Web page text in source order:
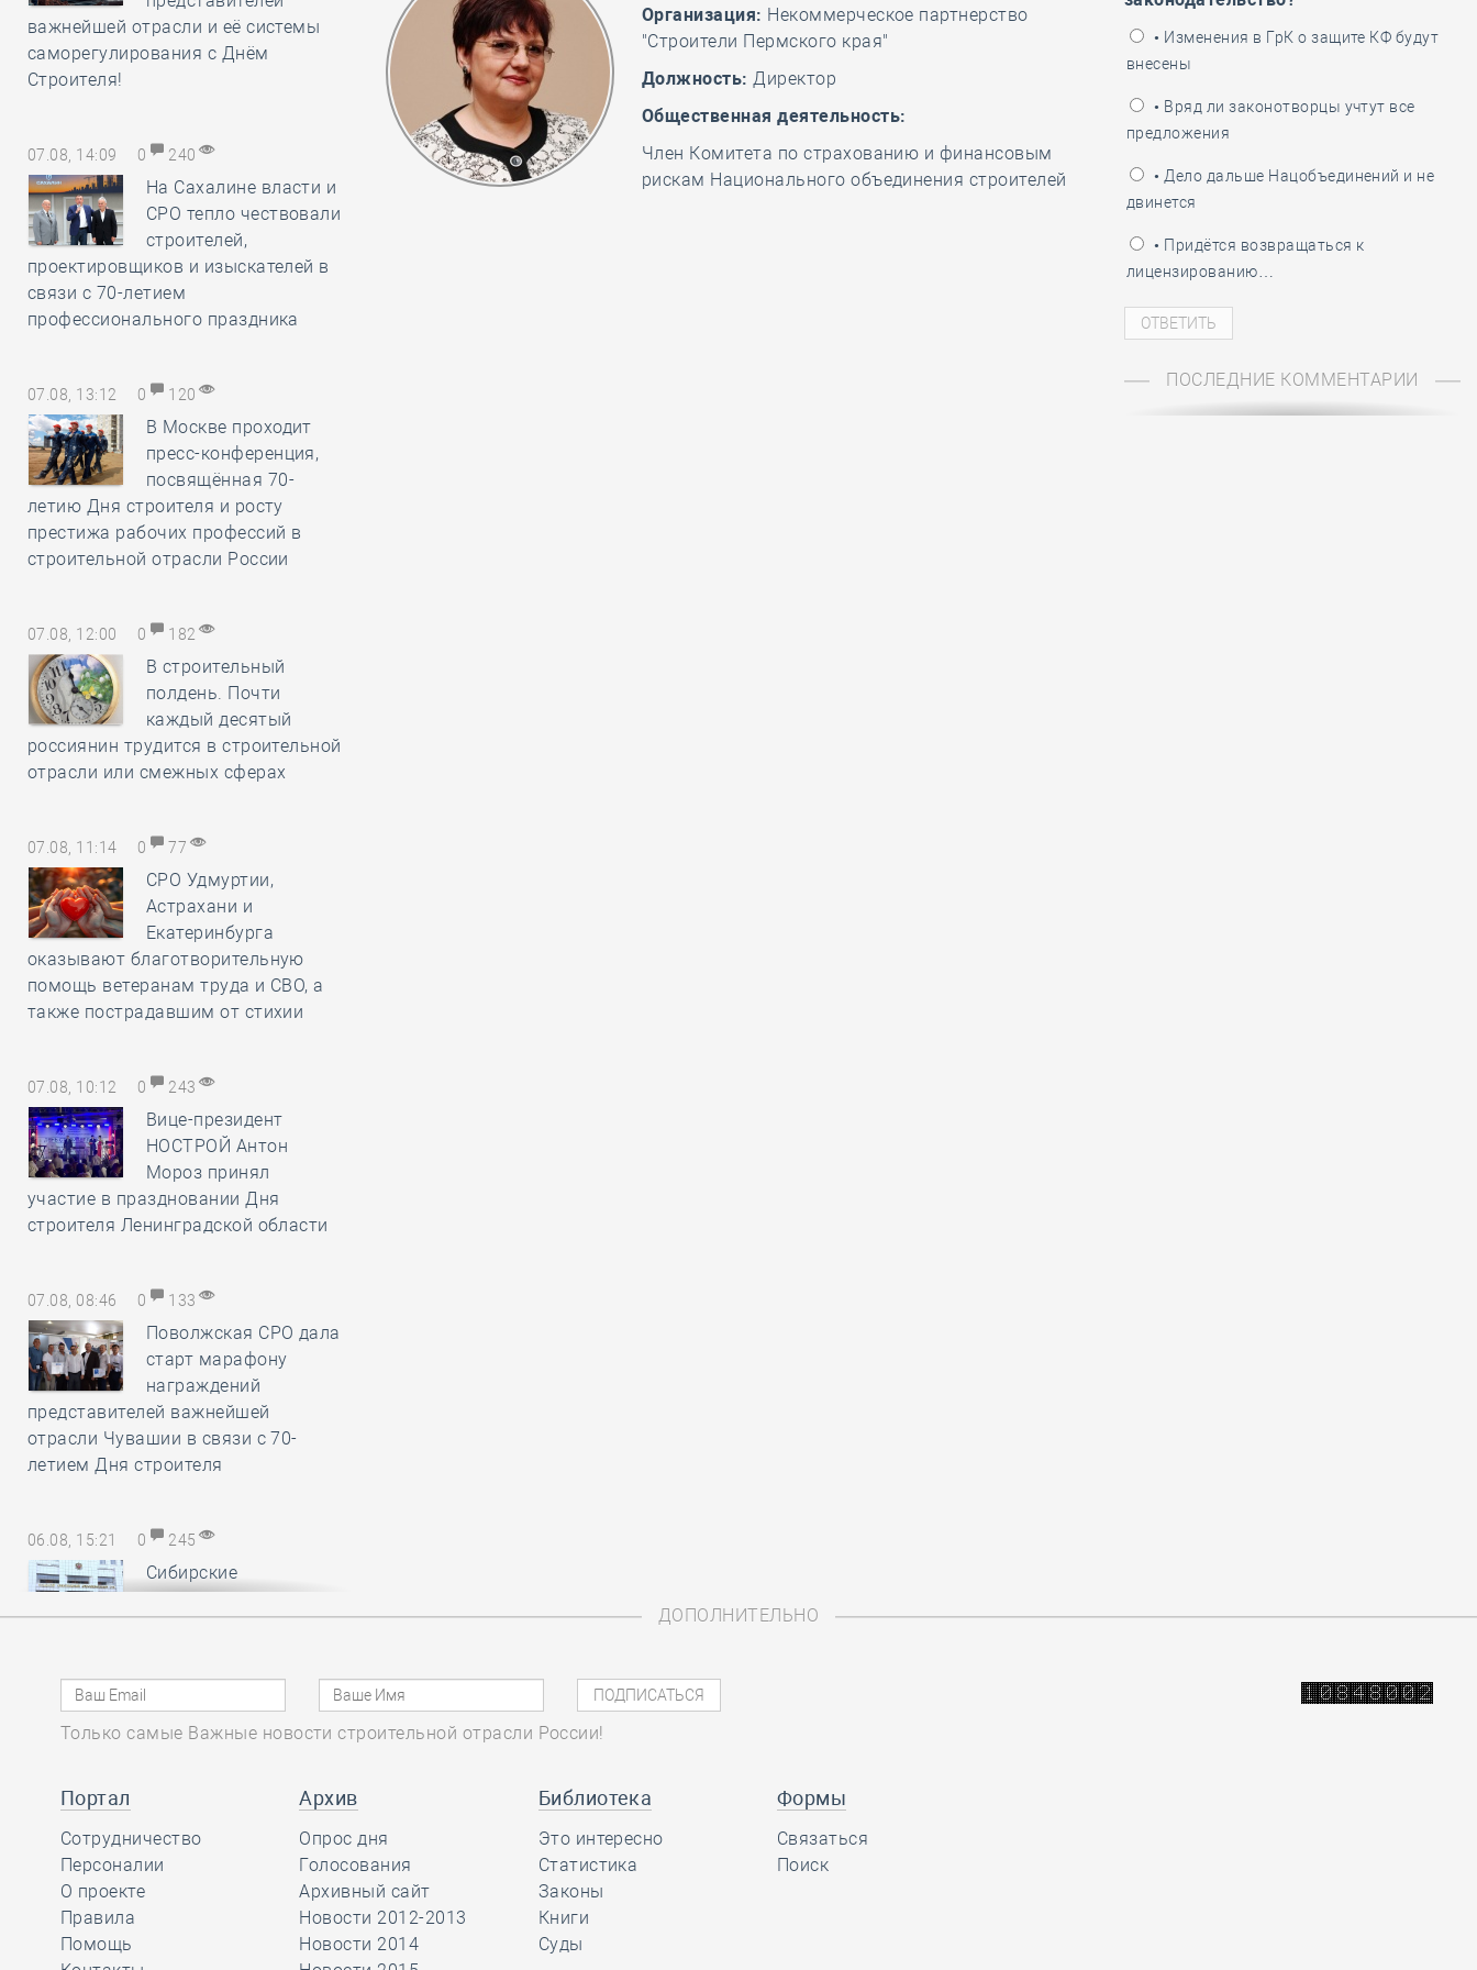
28 мая-День пограничника
важнейшей отрасли и её системы
саморегулирования с Днём
Строителя!
07.08, 14:09 0 240
На Сахалине власти и
СРО тепло чествовали
строителей,
проектировщиков и изыскателей в
связи с 70-летием
профессионального праздника
07.08, 13:12 0 120
В Москве проходит
пресс-конференция,
посвящённая 70-
летию Дня строителя и росту
престижа рабочих профессий в
строительной отрасли России
07.08, 12:00 0 182
В строительный
полдень. Почти
каждый десятый
россиянин трудится в строительной
отрасли или смежных сферах
07.08, 11:14 0 77
СРО Удмуртии,
Астрахани и
Екатеринбурга
оказывают благотворительную
помощь ветеранам труда и СВО, а
также пострадавшим от стихии
07.08, 10:12 0 243
Вице-президент
НОСТРОЙ Антон
Мороз принял
участие в праздновании Дня
строителя Ленинградской области
07.08, 08:46 0 133
Поволжская СРО дала
старт марафону
награждений
представителей важнейшей
отрасли Чувашии в связи с 70-
летием Дня строителя
06.08, 15:21 0 245
Сибирские
саморегуляторы
понесли
авансы, неотработанные
обанкротившимся членом СРО
В Минстрое России
обсудили
предложения по
повышению энергоэффективности
многоквартирных домов
Организация: Некоммерческое партнерство
"Строители Пермского края"
Должность:Директор
Общественная деятельность:
Член Комитета по страхованию и финансовым
рискам Национального объединения строителей
• Изменения в ГрК о защите КФ будут
внесены
• Вряд ли законотворцы учтут все
предложения
• Дело дальше Нацобъединений и не
двинется
• Придётся возвращаться к
лицензированию…
ПОСЛЕДНИЕ КОММЕНТАРИИ
ДОПОЛНИТЕЛЬНО
Только самые Важные новости строительной отрасли России!
Портал
Сотрудничество
Персоналии
О проекте
Правила
Помощь
Архив
Опрос дня
Голосования
Архивный сайт
Новости 2012-2013
Новости 2014
Библиотека
Это интересно
Статистика
Законы
Книги
Суды
Формы
Связаться
Поиск